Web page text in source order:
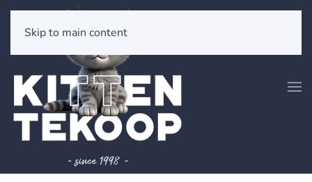
Skip to main content